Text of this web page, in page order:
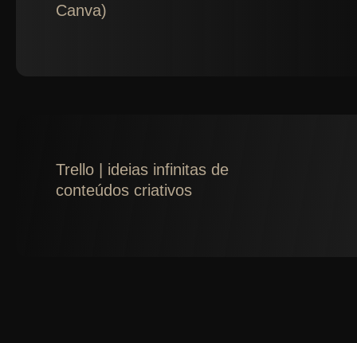
Canva)
Trello | ideias infinitas de
conteúdos criativos